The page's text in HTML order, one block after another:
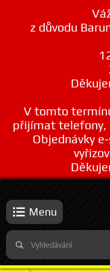
z důvodu
V tomto
přijímat telefony,
Objednávky
Menu